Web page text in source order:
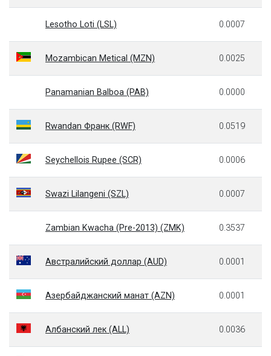
Lesotho Loti (LSL) 0.0007
Mozambican Metical (MZN) 0.0025
Panamanian Balboa (PAB) 0.0000
Rwandan Франк (RWF) 0.0519
Seychellois Rupee (SCR) 0.0006
Swazi Lilangeni (SZL) 0.0007
Zambian Kwacha (Pre-2013) (ZMK) 0.3537
Австралийский доллар (AUD) 0.0001
Азербайджанский манат (AZN) 0.0001
Албанский лек (ALL) 0.0036